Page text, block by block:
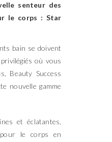
senteur des
le corps : Star
bain se doivent
où vous
Beauty Success
nouvelle gamme
et éclatantes,
le corps en